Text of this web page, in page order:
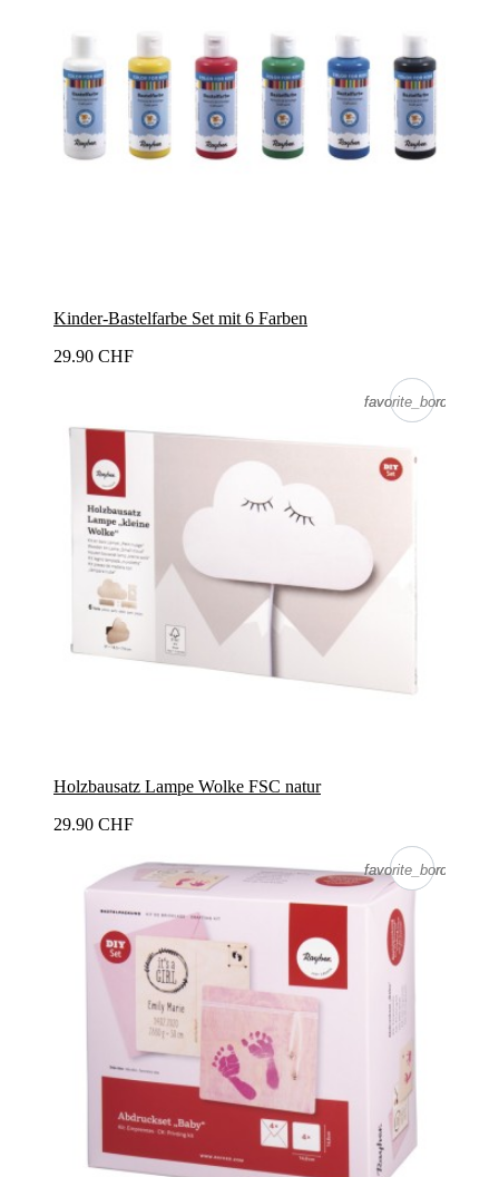
Kinder-Bastelfarbe Set mit 6 Farben
29.90 CHF
favorite_border
favorite_border
Holzbausatz Lampe Wolke FSC natur
29.90 CHF
favorite_border
favorite_border